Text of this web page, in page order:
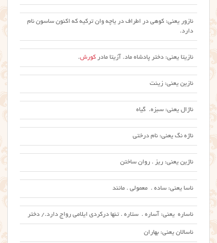
ئازور یعنی: کوهی در اطراف در یاچه وان ترکیه که اکنون ساسون نام
دارد.
ئازیتا یعنی: دختر پادشاه ماد. آزیتا مادر کورش.
ئازین یعنی: زینت
ئاژال یعنی: سبزه. گیاه
ئاژه نگ یعنی: نام درختی
ئاژین یعنی: ریز . روان ساختن
ئاسا یعنی: ساده . معمولی . مانند
ئاساره یعنی: آساره . ستاره . تنها درکردی ایلامی رواج دارد./ دختر
ئاسالان یعنی: بهاران